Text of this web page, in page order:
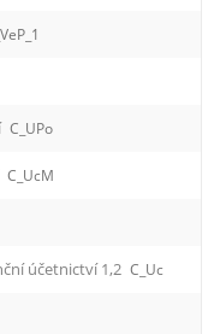
C_UPo
C_UcM
účetnictví 1,2 C_Uc